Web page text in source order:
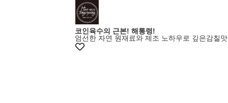
코인육수의 근본! 해통령!
엄선한 자연 원재료와 제조 노하우로 깊은감칠